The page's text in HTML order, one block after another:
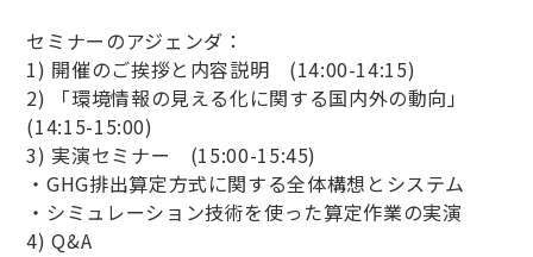
セミナーのアジェンダ：
1) 開催のご挨拶と内容説明 (14:00-14:15)
2) 「環境情報の見える化に関する国内外の動向」
(14:15-15:00)
3) 実演セミナー (15:00-15:45)
・GHG排出算定方式に関する全体構想とシステム
・シミュレーション技術を使った算定作業の実演
4) Q&A